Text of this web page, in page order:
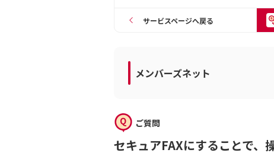
サービスページへ戻る
メンバーズネット
ご質問
セキュアFAXにすることで、